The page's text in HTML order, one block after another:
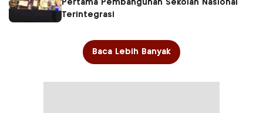
Pertama Pembangunan Sekolah Nasional
Terintegrasi
Baca Lebih Banyak